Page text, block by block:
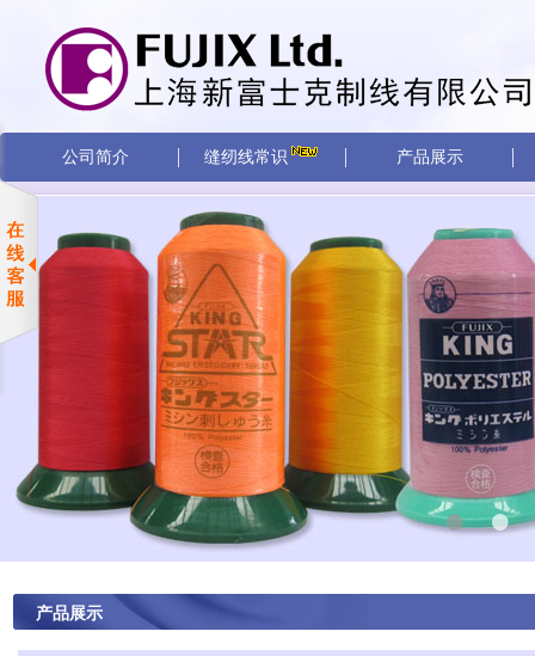
公司简介 缝纫线常识 产品展示
• •
产品展示